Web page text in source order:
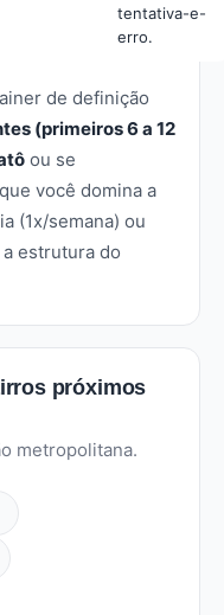
tentativa-e-
erro.
de definição
(primeiros 6 a 12
ou se
você domina a
(1x/semana) ou
estrutura do
próximos
metropolitana.